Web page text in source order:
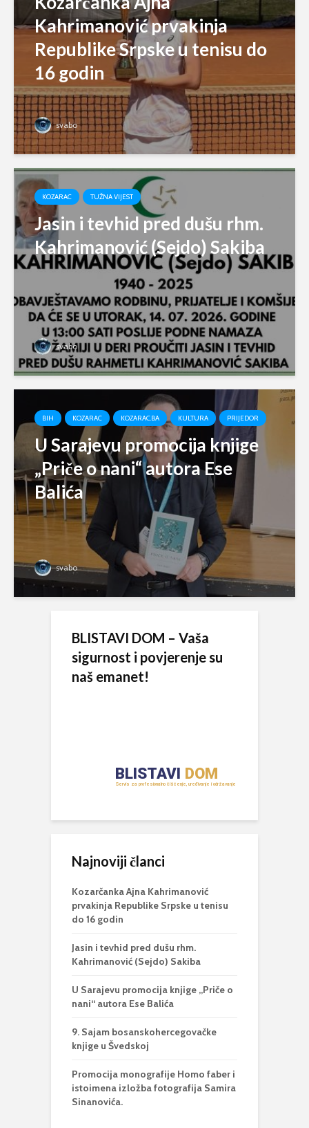
Kahrimanović prvakinja
Republike Srpske u tenisu do
16 godin
svabo
KOZARAC TUŽNA VIJEST
Jasin i tevhid pred dušu rhm.
Kahrimanović (Sejdo) Sakiba
svabo
BIH KOZARAC KOZARAC.BA KULTURA PRIJEDOR
U Sarajevu promocija knjige
„Priče o nani“ autora Ese
Balića
svabo
BLISTAVI DOM – Vaša
sigurnost i povjerenje su
naš emanet!
Najnoviji članci
Kozarčanka Ajna Kahrimanović
prvakinja Republike Srpske u tenisu
do 16 godin
Jasin i tevhid pred dušu rhm.
Kahrimanović (Sejdo) Sakiba
U Sarajevu promocija knjige „Priče o
nani“ autora Ese Balića
9. Sajam bosanskohercegovačke
knjige u Švedskoj
Promocija monografije Homo faber i
istoimena izložba fotografija Samira
Sinanovića.